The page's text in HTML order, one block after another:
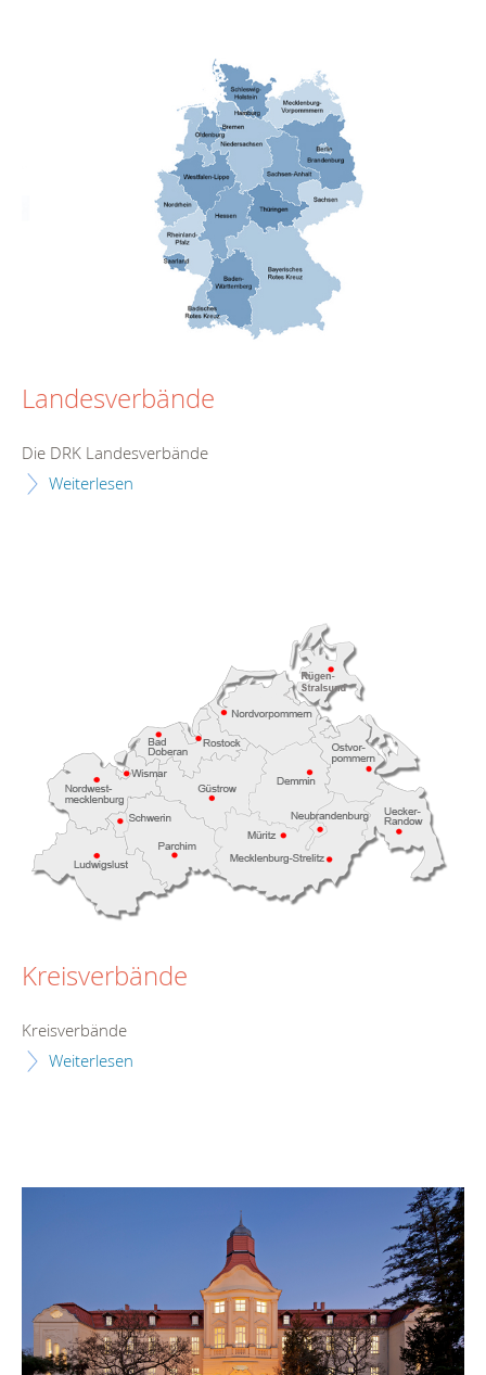
Landesverbände
Die DRK Landesverbände
Weiterlesen
Kreisverbände
Kreisverbände
Weiterlesen